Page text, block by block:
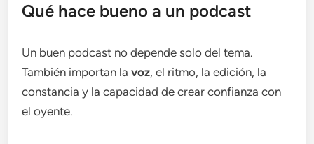
Qué hace bueno a un podcast
Un buen podcast no depende solo del tema.
También importan lavoz, el ritmo, la edición, la
constancia y la capacidad de crear confianza con
el oyente.